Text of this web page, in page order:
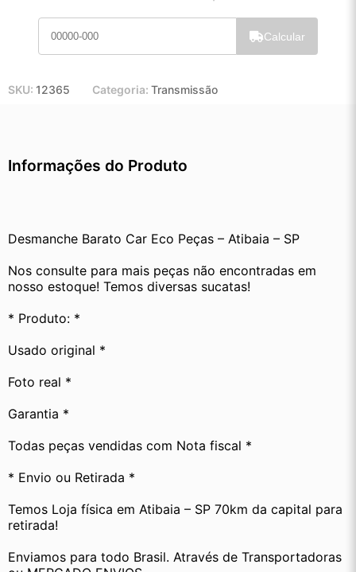
10x de R$ 22,66
11x de R$ 20,82
Calcular
SKU: 12365 Categoria: Transmissão
Informações do Produto
Desmanche Barato Car Eco Peças – Atibaia – SP
Nos consulte para mais peças não encontradas em
nosso estoque! Temos diversas sucatas!
* Produto: *
Usado original *
Foto real *
Garantia *
Todas peças vendidas com Nota fiscal *
* Envio ou Retirada *
Temos Loja física em Atibaia – SP 70km da capital para
retirada!
Enviamos para todo Brasil. Através de Transportadoras